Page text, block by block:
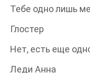
Тебе одно лишь
Глостер
Нет, есть еще
Леди Анна